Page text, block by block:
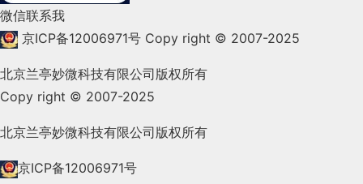
2021年9月(153)
2021年8月(147)
2021年7月(149)
微信联系我
京ICP备12006971号 Copy right © 2007-2025
北京兰亭妙微科技有限公司版权所有
Copy right © 2007-2025
北京兰亭妙微科技有限公司版权所有
京ICP备12006971号